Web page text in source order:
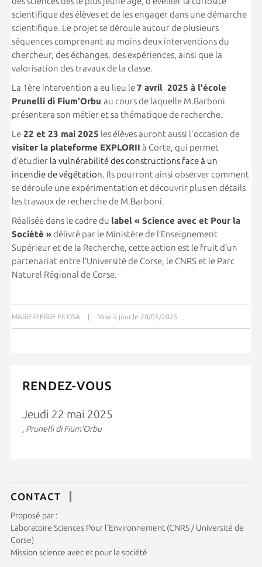
scientifique des élèves et de les engager dans une démarche
scientifique. Le projet se déroule autour de plusieurs
séquences comprenant au moins deux interventions du
chercheur, des échanges, des expériences, ainsi que la
valorisation des travaux de la classe.
La 1ère intervention a eu lieu le7 avril 2025 à l'école
Prunelli di Fium'Orbu au cours de laquelle M.Barboni
présentera son métier et sa thématique de recherche.
Le22 et 23 mai 2025 les élèves auront aussi l'occasion de
visiter la plateforme EXPLORII à Corte, qui permet
d’étudierla vulnérabilité des constructions face à un
incendie de végétation. Ils pourront ainsi observer comment
se déroule une expérimentation et découvrir plus en détails
les travaux de recherche de M.Barboni.
Réalisée dans le cadre du label « Science avec et Pour la
Société »délivré par le Ministère de l’Enseignement
Supérieur et de la Recherche, cette action est le fruit d’un
partenariat entre l’Université de Corse, le CNRS et le Parc
Naturel Régional de Corse.
MARIE-PIERRE FILOSA Mise à jour le 20/05/2025
RENDEZ-VOUS
Jeudi 22 mai 2025
, Prunelli di Fium'Orbu
CONTACT
Proposé par :
Laboratoire Sciences Pour l'Environnement (CNRS / Université de
Corse)
Mission science avec et pour la société